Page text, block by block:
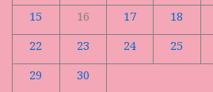
15
16 17 18
22
23 24 25
29
30